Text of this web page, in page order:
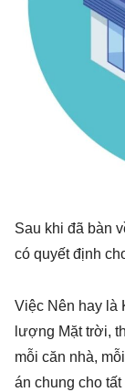
Sau khi đã bàn
có quyết định
Việc Nên hay là
lượng Mặt trời,
mỗi căn nhà,
án chung cho tất